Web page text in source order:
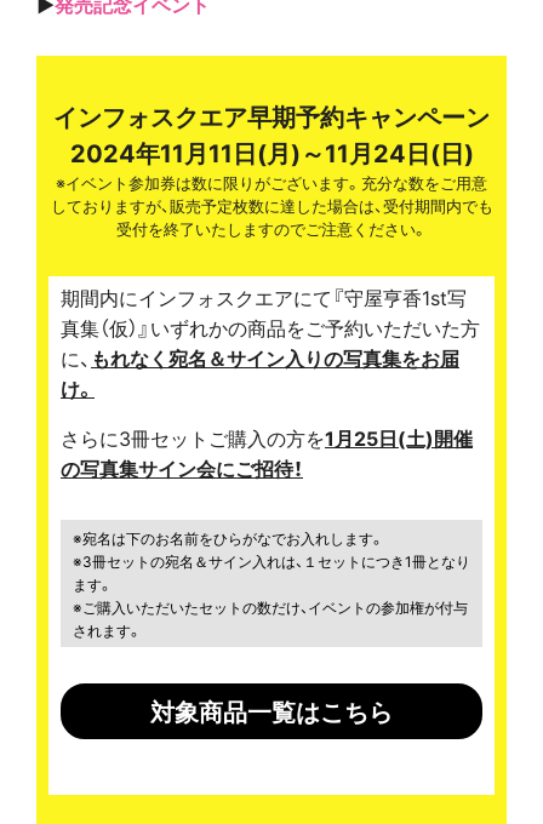
インフォスクエア早期予約キャンペーン
2024年11月11日(月)～11月24日(日)
※イベント参加券は数に限りがございます。充分な数をご用意
しておりますが、販売予定枚数に達した場合は、受付期間内でも
受付を終了いたしますのでご注意ください。
期間内にインフォスクエアにて『守屋亨香1st写
真集（仮）』いずれかの商品をご予約いただいた方
に、 もれなく宛名＆サイン入りの写真集をお届
け。
さらに3冊セットご購入の方を1月25日(土)開催
の写真集サイン会にご招待！
※宛名は下のお名前をひらがなでお入れします。
※3冊セットの宛名＆サイン入れは、１セットにつき1冊となり
ます。
※ご購入いただいたセットの数だけ、イベントの参加権が付与
されます。
対象商品一覧はこちら